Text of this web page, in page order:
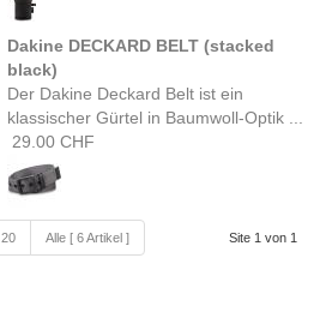
Dakine DECKARD BELT (stacked
black)
Der Dakine Deckard Belt ist ein
klassischer Gürtel in Baumwoll-Optik ...
29.00 CHF
20 Alle [ 6 Artikel ] Site 1 von 1